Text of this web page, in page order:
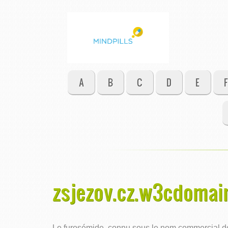
A B C D E F